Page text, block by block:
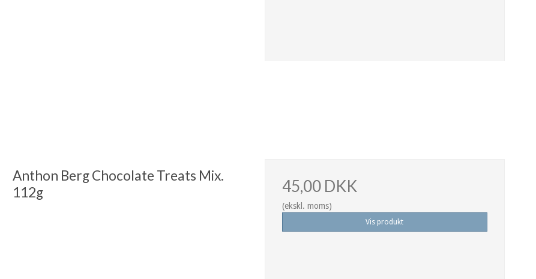
Anthon Berg Chocolate Treats Mix.
112g
45,00 DKK
(ekskl. moms)
Vis produkt